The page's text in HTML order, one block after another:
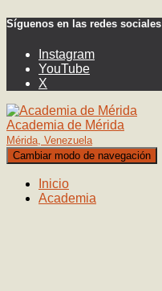
Síguenos en las redes sociales
Instagram
YouTube
X
Academia de Mérida
Mérida, Venezuela
Cambiar modo de navegación
Inicio
Academia